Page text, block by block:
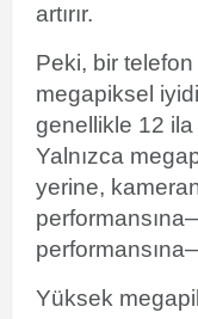
artırır.
Peki, bir
megapiksel
genellikle 12
Yalnızca
yerine,
Yüksek